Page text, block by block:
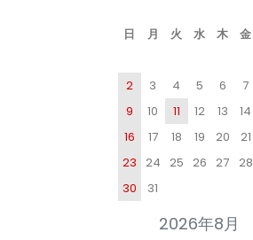
2026年8月
日 月 火 水 木 金
2
3 4 5 6 7
9
10 11 12 13 14
16
17 18 19 20 21
23 24 25 26 27 28
30
31